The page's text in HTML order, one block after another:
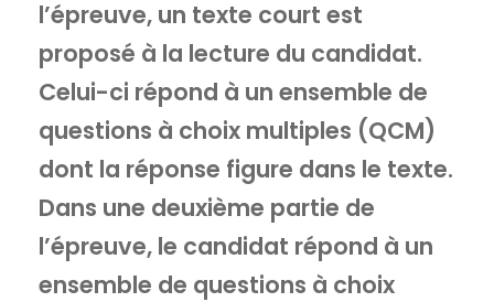
l’épreuve, un texte court est
proposé à la lecture du candidat.
Celui-ci répond à un ensemble de
questions à choix multiples (QCM)
dont la réponse figure dans le texte.
Dans une deuxième partie de
l’épreuve, le candidat répond à un
ensemble de questions à choix